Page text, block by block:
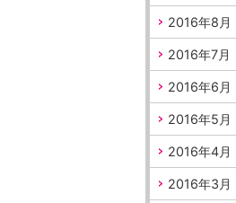
2016年8月
2016年7月
2016年6月
2016年5月
2016年4月
2016年3月